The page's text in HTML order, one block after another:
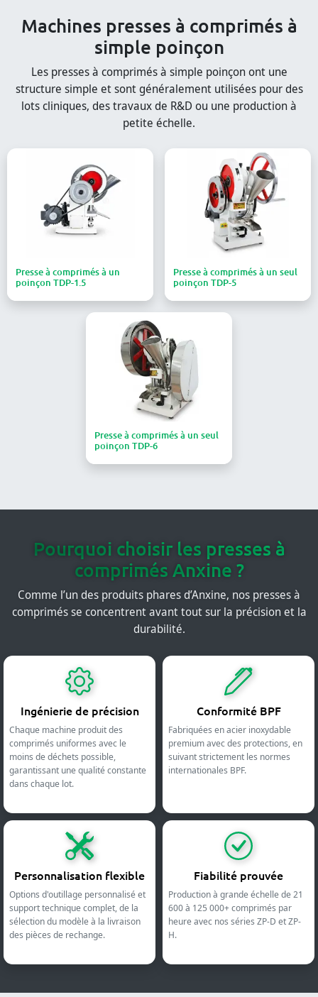
Machines presses à comprimés à
simple poinçon
Les presses à comprimés à simple poinçon ont une
structure simple et sont généralement utilisées pour des
lots cliniques, des travaux de R&D ou une production à
petite échelle.
Presse à comprimés à un
poinçon TDP-1.5
Presse à comprimés à un seul
poinçon TDP-5
Presse à comprimés à un seul
poinçon TDP-6
Pourquoi choisir les presses à
comprimés Anxine ?
Comme l’un des produits phares d’Anxine, nos presses à
comprimés se concentrent avant tout sur la précision et la
durabilité.
Ingénierie de précision
Chaque machine produit des
comprimés uniformes avec le
moins de déchets possible,
garantissant une qualité constante
dans chaque lot.
Conformité BPF
Fabriquées en acier inoxydable
premium avec des protections, en
suivant strictement les normes
internationales BPF.
Personnalisation flexible
Options d'outillage personnalisé et
support technique complet, de la
sélection du modèle à la livraison
des pièces de rechange.
Fiabilité prouvée
Production à grande échelle de 21
600 à 125 000+ comprimés par
heure avec nos séries ZP-D et ZP-
H.